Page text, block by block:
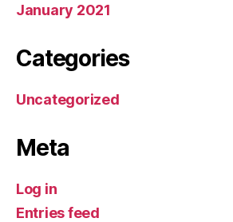
January 2021
Categories
Uncategorized
Meta
Log in
Entries feed